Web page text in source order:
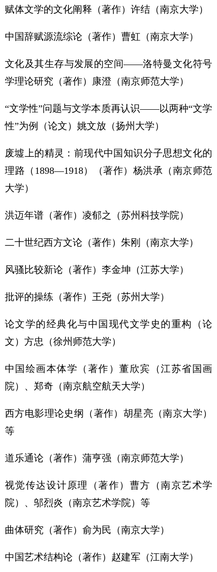
赋体文学的文化阐释（著作）许结（南京大学）
中国辞赋源流综论（著作）曹虹（南京大学）
文化及其生存与发展的空间——洛特曼文化符号
学理论研究（著作）康澄（南京师范大学）
“文学性”问题与文学本质再认识——以两种“文学
性”为例（论文）姚文放（扬州大学）
废墟上的精灵：前现代中国知识分子思想文化的
理路（1898—1918）（著作）杨洪承（南京师范
大学）
洪迈年谱（著作）凌郁之（苏州科技学院）
二十世纪西方文论（著作）朱刚（南京大学）
风骚比较新论（著作）李金坤（江苏大学）
批评的操练（著作）王尧（苏州大学）
论文学的经典化与中国现代文学史的重构（论
文）方忠（徐州师范大学）
中国绘画本体学（著作）董欣宾（江苏省国画
院）、郑奇（南京航空航天大学）
西方电影理论史纲（著作）胡星亮（南京大学）
等
道乐通论（著作）蒲亨强（南京师范大学）
视觉传达设计原理（著作）曹方（南京艺术学
院）、邬烈炎（南京艺术学院）等
曲体研究（著作）俞为民（南京大学）
中国艺术结构论（著作）赵建军（江南大学）